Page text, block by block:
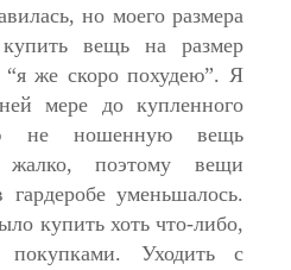
но моего размера
вещь на размер
же скоро похудею”. Я
мере до купленного
не ношенную вещь
поэтому вещи
уменьшалось.
купить хоть что-либо,
Уходить с